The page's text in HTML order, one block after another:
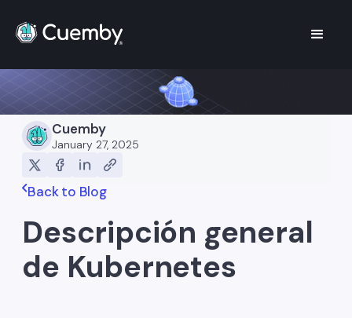
Cuemby
January 27, 2025
Back to Blog
Descripción general
de Kubernetes